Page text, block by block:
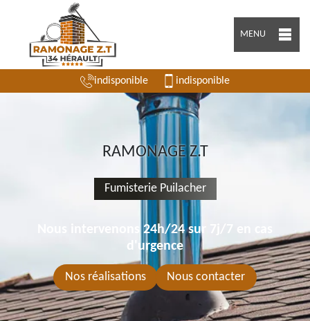
MENU
indisponible indisponible
RAMONAGE Z.T
Fumisterie Puilacher
Nous intervenons 24h/24 sur 7j/7 en cas
d'urgence
Nos réalisations Nous contacter